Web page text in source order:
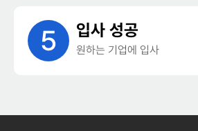
5 입사 성공
원하는 기업에 입사